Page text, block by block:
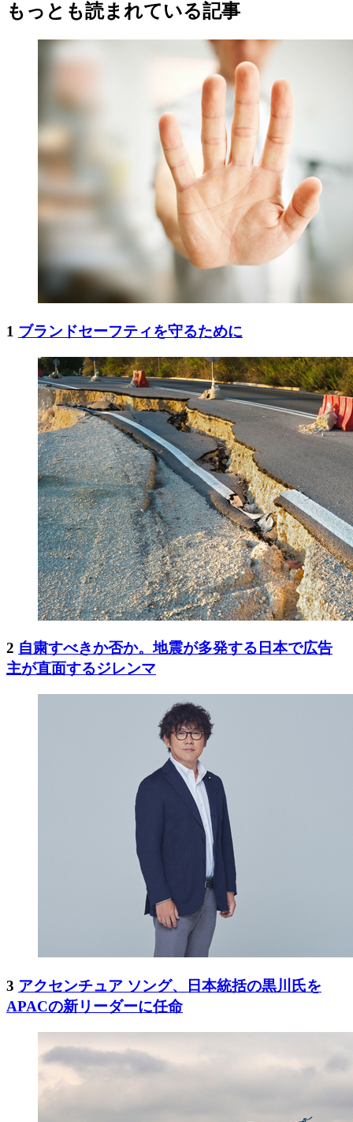
もっとも読まれている記事
1 ブランドセーフティを守るために
2 自粛すべきか否か。地震が多発する日本で広告
主が直面するジレンマ
3 アクセンチュア ソング、日本統括の黒川氏を
APACの新リーダーに任命